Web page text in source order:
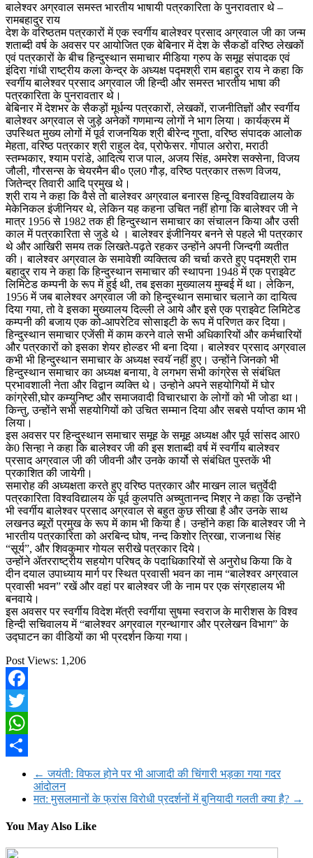
बालेश्वर अग्रवाल समस्त भारतीय भाषायी पत्रकारिता के पुनरावतार थे –
रामबहादुर राय
देश के वरिष्ठतम पत्रकारों में एक स्वर्गीय बालेश्वर प्रसाद अग्रवाल जी का जन्म
शताब्दी वर्ष के अवसर पर आयोजित एक बेबिनार में देश के सैकडों वरिष्ठ लेखकों
एवं पत्रकारों के बीच हिन्दुस्थान समाचार मीडिया ग्रुप के समूह संपादक एवं
इंदिरा गांधी राष्ट्रीय कला केन्द्र के अध्यक्ष पद्मश्री राम बहादुर राय ने कहा कि
स्वर्गीय बालेश्वर प्रसाद अग्रवाल जी हिन्दी और समस्त भारतीय भाषा की
पत्रकारिता के पुनरावतार थे।
बेबिनार में देशभर के सैकड़ों मूर्धन्य पत्रकारों, लेखकों, राजनीतिज्ञों और स्वर्गीय
बालेश्वर अग्रवाल से जुड़े अनेकों गणमान्य लोगों ने भाग लिया। कार्यक्रम में
उपस्थित मुख्य लोगों में पूर्व राजनयिक श्री बीरेन्द गुप्ता, वरिष्ठ संपादक आलोक
मेहता, वरिष्ठ पत्रकार श्री राहुल देव, प्रोफेसर. गोपाल अरोरा, मराठी
स्तम्भकार, श्याम परांडे, आदित्य राज पाल, अजय सिंह, अमरेश सक्सेना, विजय
जौली, गौरसन्स के चेयरमैन बी० एल0 गौड़, वरिष्ठ पत्रकार तरूण विजय,
जितेन्द्र तिवारी आदि प्रमुख थे।
श्री राय ने कहा कि वैसे तो बालेश्वर अग्रवाल बनारस हिन्दू विश्वविद्यालय के
मेकेनिकल इंजीनियर थे, लेकिन यह कहना उचित नहीं होगा कि बालेश्वर जी ने
मात्र 1956 से 1982 तक ही हिन्दुस्थान समाचार का संचालन किया और उसी
काल में पत्रकारिता से जुडे थे । बालेश्वर इंजीनियर बनने से पहले भी पत्रकार
थे और आखिरी समय तक लिखते-पढ़ते रहकर उन्होंने अपनी जिन्दगी व्यतीत
की। बालेश्वर अग्रवाल के समावेशी व्यक्तित्व की चर्चा करते हुए पद्मश्री राम
बहादुर राय ने कहा कि हिन्दुस्थान समाचार की स्थापना 1948 में एक प्राइवेट
लिमिटेड कम्पनी के रूप में हुई थी, तब इसका मुख्यालय मुम्बई में था। लेकिन,
1956 में जब बालेश्वर अग्रवाल जी को हिन्दुस्थान समाचार चलाने का दायित्व
दिया गया, तो वे इसका मुख्यालय दिल्ली ले आये और इसे एक प्राइवेट लिमिटेड
कम्पनी की बजाय एक को-आपरेटिव सोसाइटी के रूप में परिणत कर दिया।
हिन्दुस्थान समाचार एजेंसी में काम करने वाले सभी अधिकारियों और कर्मचारियों
और पत्रकारों को इसका शेयर होल्डर भी बना दिया। बालेश्वर प्रसाद अग्रवाल
कभी भी हिन्दुस्थान समाचार के अध्यक्ष स्वयॅ नहीं हुए। उन्होंने जिनको भी
हिन्दुस्थान समाचार का अध्यक्ष बनाया, वे लगभग सभी कांग्रेस से संबंधित
प्रभावशाली नेता और विद्वान व्यक्ति थे। उन्होने अपने सहयोगियों में घोर
कांग्रेसी,घोर कम्युनिष्ट और समाजवादी विचारधारा के लोगों को भी जोडा था।
किन्तु, उन्होंने सभी सहयोगियों को उचित सम्मान दिया और सबसे पर्याप्त काम भी
लिया।
इस अवसर पर हिन्दुस्थान समाचार समूह के समूह अध्यक्ष और पूर्व सांसद आर0
के0 सिन्हा ने कहा कि बालेश्वर जी की इस शताब्दी वर्ष में स्वर्गीय बालेश्वर
प्रसाद अग्रवाल जी की जीवनी और उनके कार्यो से संबंधित पुस्तकें भी
प्रकाशित की जायेगी।
समारोह की अध्यक्षता करते हुए वरिष्ठ पत्रकार और माखन लाल चतुर्वेदी
पत्रकारिता विश्वविद्यालय के पूर्व कुलपति अच्युतानन्द मिश्र ने कहा कि उन्होंने
भी स्वर्गीय बालेश्वर प्रसाद अग्रवाल से बहुत कुछ सीखा है और उनके साथ
लखनउ ब्यूरों प्रमुख के रूप में काम भी किया है। उन्होंने कहा कि बालेश्वर जी ने
भारतीय पत्रकारिता को अरबिन्द घोष, नन्द किशोर त्रिखा, राजनाथ सिंह
“सूर्य”, और शिवकुमार गोयल सरीखे पत्रकार दिये।
उन्होंने ॲतरराष्ट्रीय सहयोग परिषद् के पदाधिकारियों से अनुरोध किया कि वे
दीन दयाल उपाध्याय मार्ग पर स्थित प्रवासी भवन का नाम “बालेश्वर अग्रवाल
प्रवासी भवन” रखें और वहां पर बालेश्वर जी के नाम पर एक संग्रहालय भी
बनवाये।
इस अवसर पर स्वर्गीय विदेश मॅत्री स्वर्गीया सुषमा स्वराज के मारीशस के विश्व
हिन्दी सचिवालय में “बालेश्वर अग्रवाल ग्रन्थागार और प्रलेखन विभाग” के
उद्घाटन का वीडियों का भी प्रदर्शन किया गया।
Post Views: 1,206
Facebook
Twitter
WhatsApp
← जयंती: विफल होने पर भी आजादी की चिंगारी भड़का गया गदर
आंदोलन
मत: मुसलमानों के फ्रांस विरोधी प्रदर्शनों में बुनियादी गलती क्या है? →
You May Also Like